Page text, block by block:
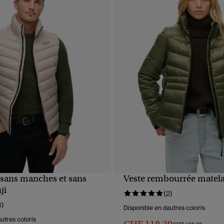
APERÇU RAPIDE
manches et sans
coloris
Veste rembourrée
(2)
Disponible en dautres coloris